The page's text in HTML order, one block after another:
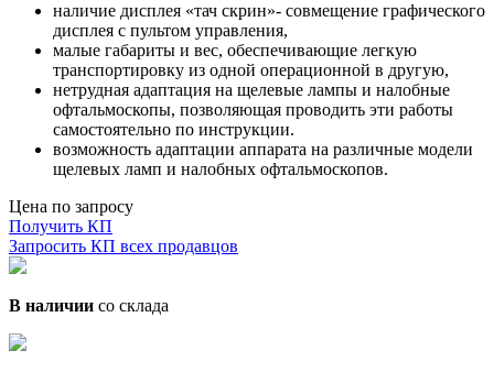
наличие дисплея «тач скрин»- совмещение графического
дисплея с пультом управления,
малые габариты и вес, обеспечивающие легкую
транспортировку из одной операционной в другую,
нетрудная адаптация на щелевые лампы и налобные
офтальмоскопы, позволяющая проводить эти работы
самостоятельно по инструкции.
возможность адаптации аппарата на различные модели
щелевых ламп и налобных офтальмоскопов.
Цена по запросу
Получить КП
Запросить КП всех продавцов
В наличии со склада